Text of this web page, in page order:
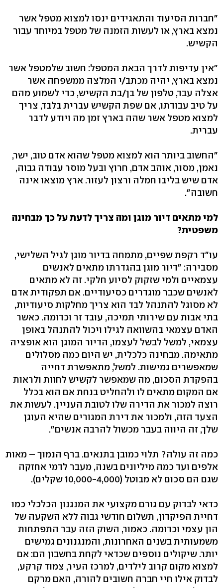
"חברות הסיעוד והתאגידים ינסו למצוא מטפל אשר
נמצא בארץ, או לעשות הזמנה של מטפל במיוחד עבור
הקשיש.
"אין עדיפות לדרך הבאת המטפל: חשוב שלמטפל אשר
נמצא בארץ, יהיה מכתב/י המלצה ממשפחה אשר
אצלה עבד, טלפון של בן/בת הקשיש, כדי לשמוע מהם
על טיב עבודתו, אם שפת הקשיש עברית בלבד, צריך
למצוא מטפל אשר שהה בארץ זמן מה ויודע לדבר
עברית.
"החשוב ביותר הוא למצוא מטפל שהוא אדם טוב, ישר,
נאמן, מסור, אוהב אדם, חרוץ ובעל מוסר עבודה גבוה,
אדם שיש בליבו חמלה ורצון לעזור. ארץ מוצאו אינה
חשובה".
למי מתאים דיור מוגן ומה צריך לדעת על כך מבחינה
משפטית?
עו"ד רקפת שפיים, מתמחה בדיור מוגן לגיל השלישי,
מסבירה: "דיור מוגן בהגדרתו מתאים לאנשים
עצמאיים ולמי שזקוק לסיוע חלקי. זה לא מתאים
לאנשים שכבר מוגדרים כסיעודיים. אם תפקודית אדם
לא מסוגל להתנהל לבד הוא צריך מחלקות סיעודיות,
בתי אבות עם שירותי תמיכה, עובד זר וכדומה. כאשר
האדם עצמאי בהשוואה לגילו ויכול להתנהל באופן
עצמאי, למשל לבשל לעצמו, הדיור המוגן הוא אופציה
מתאימה. מבחינה כלכלית, יש היום כמה מסלולים
שמאפשרים גמישות. למשל, מתאפשרת דחייה
בהפקדת הסכום, מה שמאפשר לקשיש לחוות ולראות
אם המקום מתאים לו ולהחליט בנחת אם הוא בכלל
רוצה למכור את הדירה שלו לטובת העניין. לעשות את
הצעד הזה, ולמכור את דירת המגורים שהיא העוגן
שלך, זה היווה בעבר מכשול להרבה אנשים".
כמה זה עולה? תלוי כמובן בתנאים. ברף הנמוך – מאות
אלפים ועד כמה מיליונים בשנה, מעבר לדמי אחזקה
שגם הם סכום לא מבוטל (10,000-4,000 שקלים).
כדאי לבדוק עם גורם מקצועי את המנגנון הכלכלי כמו
דחיית הפיקדון, תשלום חודשי גבוה ללא השקעה של
הון עצמי וכדומה. כאמור, השוק הזה עבר התפתחות
משמעותית בשנים האחרונות, והמנגנונים גמישים
יותר. שיקולים נוספים שכדאי לקחת בחשבון הם: אם
למצוא מקום קרוב לילדים, למרכז העיר, צמוד קרקע,
לבדוק אילו חיי חברה חשובים להורה, האם מרקם